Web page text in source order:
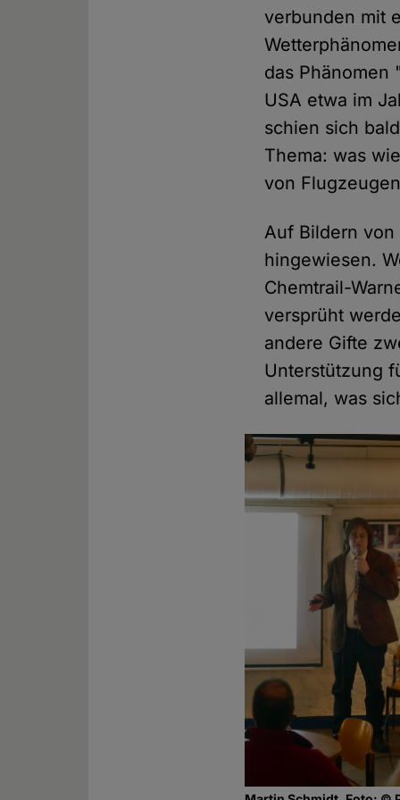
verbunden mit
das Phänomen
USA etwa im
schien sich
Thema: was
von
Auf Bildern von
hingewiesen.
Chemtrail-
versprüht
andere Gifte
Unterstützung
allemal, was